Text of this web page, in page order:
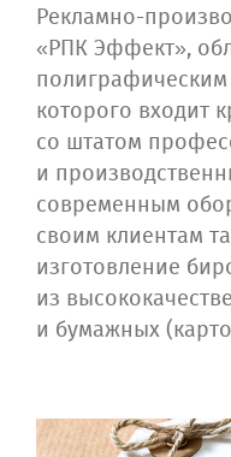
Рекламно-
«РПК Эффект»,
которого входит
со штатом
и
современным
своим клиентам
изготовление
из
и бумажных